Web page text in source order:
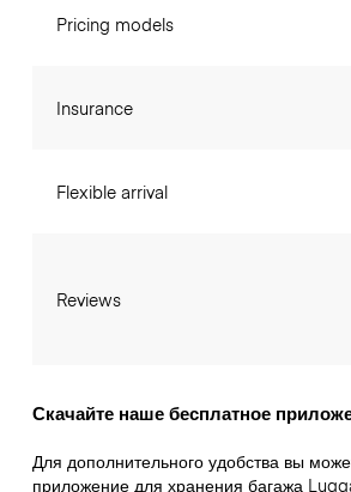
Pricing models
Insurance
Flexible arrival
Reviews
Скачайте наше бесплатное
Для дополнительного удобства вы
приложение для хранения багажа